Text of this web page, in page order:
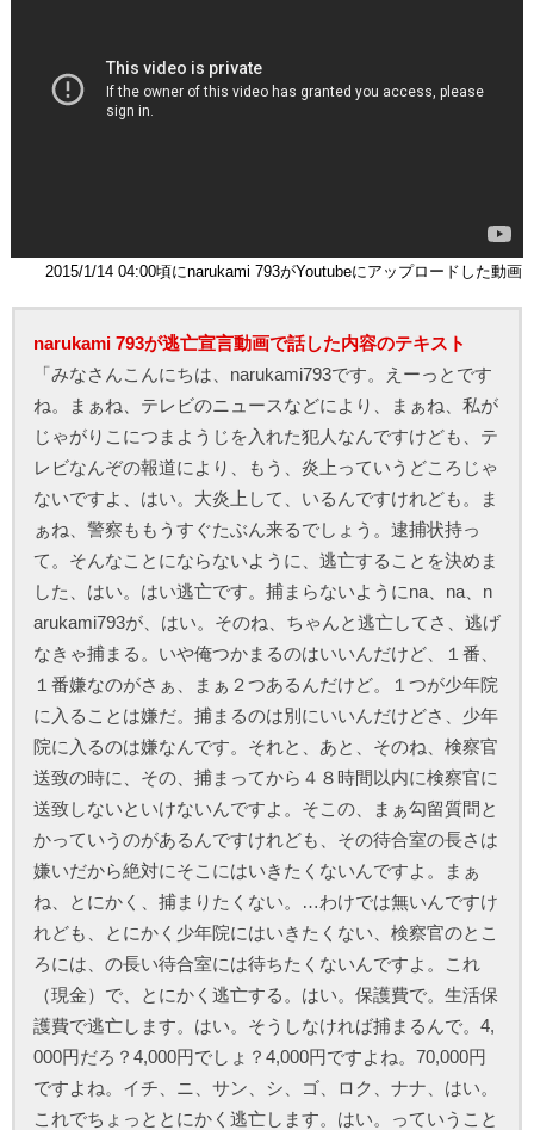
2015/1/14 04:00頃にnarukami 793がYoutubeにアップロードした動画
narukami 793が逃亡宣言動画で話した内容のテキスト
「みなさんこんにちは、narukami793です。えーっとです
ね。まぁね、テレビのニュースなどにより、まぁね、私が
じゃがりこにつまようじを入れた犯人なんですけども、テ
レビなんぞの報道により、もう、炎上っていうどころじゃ
ないですよ、はい。大炎上して、いるんですけれども。ま
ぁね、警察ももうすぐたぶん来るでしょう。逮捕状持っ
て。そんなことにならないように、逃亡することを決めま
した、はい。はい逃亡です。捕まらないようにna、na、n
arukami793が、はい。そのね、ちゃんと逃亡してさ、逃げ
なきゃ捕まる。いや俺つかまるのはいいんだけど、１番、
１番嫌なのがさぁ、まぁ２つあるんだけど。１つが少年院
に入ることは嫌だ。捕まるのは別にいいんだけどさ、少年
院に入るのは嫌なんです。それと、あと、そのね、検察官
送致の時に、その、捕まってから４８時間以内に検察官に
送致しないといけないんですよ。そこの、まぁ勾留質問と
かっていうのがあるんですけれども、その待合室の長さは
嫌いだから絶対にそこにはいきたくないんですよ。まぁ
ね、とにかく、捕まりたくない。…わけでは無いんですけ
れども、とにかく少年院にはいきたくない、検察官のとこ
ろには、の長い待合室には待ちたくないんですよ。これ
（現金）で、とにかく逃亡する。はい。保護費で。生活保
護費で逃亡します。はい。そうしなければ捕まるんで。4,
000円だろ？4,000円でしょ？4,000円ですよね。70,000円
ですよね。イチ、ニ、サン、シ、ゴ、ロク、ナナ、はい。
これでちょっととにかく逃亡します。はい。っていうこと